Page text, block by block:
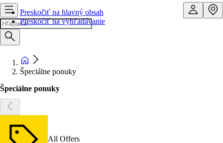
Preskočiť na hlavný obsah
Preskočiť na vyhľadávanie
Špeciálne ponuky
Špeciálne ponuky
All Offers